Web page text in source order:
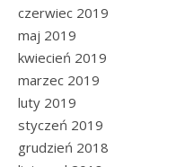
czerwiec 2019
maj 2019
kwiecień 2019
marzec 2019
luty 2019
styczeń 2019
grudzień 2018